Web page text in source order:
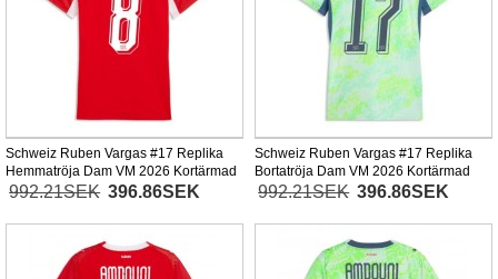
Schweiz Ruben Vargas #17 Replika
Hemmatröja Dam VM 2026 Kortärmad
992.21SEK 396.86SEK
Schweiz Ruben Vargas #17 Replika
Bortatröja Dam VM 2026 Kortärmad
992.21SEK 396.86SEK